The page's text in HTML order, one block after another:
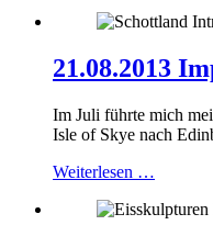
21.08.2013
Im Juli führte mich
Isle of Skye nach
Weiterlesen …